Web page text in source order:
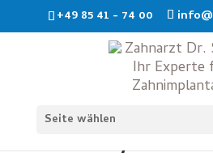
+49 85 41 - 74 00
Seite wählen
Dentistry-02